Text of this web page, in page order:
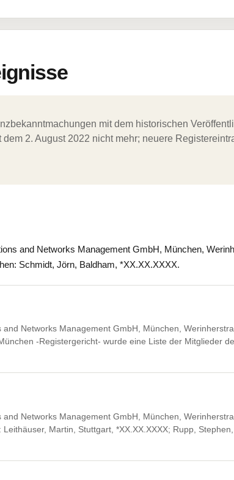
mit dem historischen
2. August 2022 nicht mehr; neuere
and Networks Management GmbH, München,
Schmidt, Jörn, Baldham, *XX.XX.XXXX.
and Networks Management GmbH, München,
-Registergericht- wurde eine Liste der Mitglieder
and Networks Management GmbH, München,
Martin, Stuttgart, *XX.XX.XXXX; Rupp, Stephen,